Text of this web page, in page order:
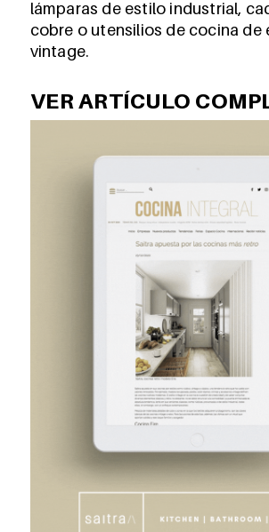
lámparas de estilo industrial,
cobre o utensilios de cocina de
vintage.
VER ARTÍCULO